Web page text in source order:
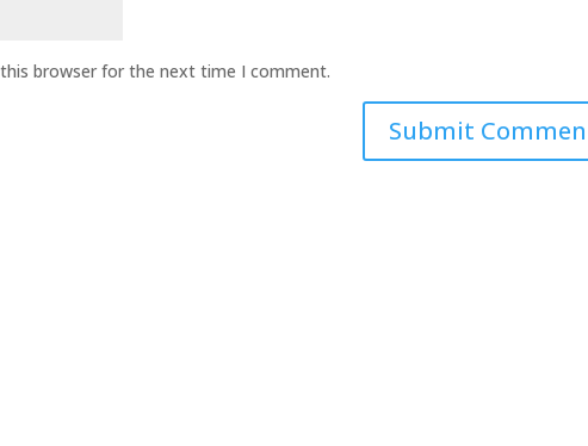
browser for the next time I comment.